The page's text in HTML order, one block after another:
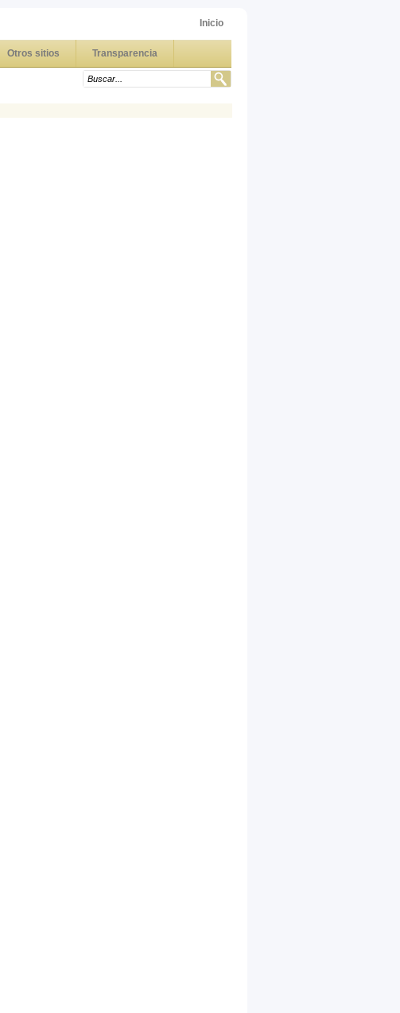
Inicio
Otros sitios Transparencia